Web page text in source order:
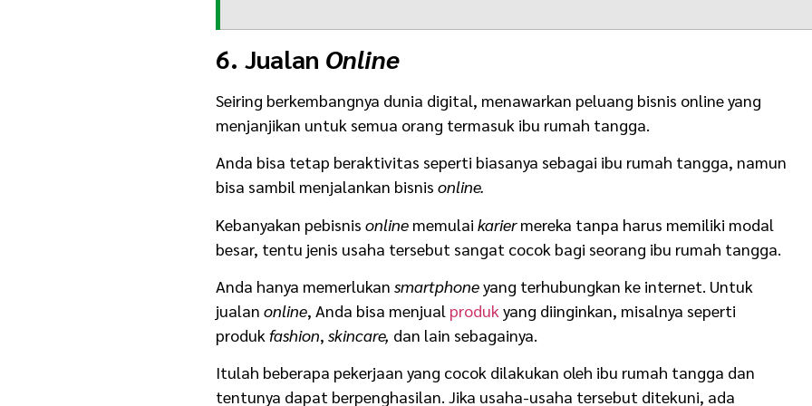
6. Jualan Online
Seiring berkembangnya dunia digital, menawarkan peluang bisnis online yang
menjanjikan untuk semua orang termasuk ibu rumah tangga.
Anda bisa tetap beraktivitas seperti biasanya sebagai ibu rumah tangga, namun
bisa sambil menjalankan bisnis online.
Kebanyakan pebisnis online memulai kariermereka tanpa harus memiliki modal
besar, tentu jenis usaha tersebut sangat cocok bagi seorang ibu rumah tangga.
Anda hanya memerlukan smartphoneyang terhubungkan ke internet. Untuk
jualan online, Anda bisa menjual produk yang diinginkan, misalnya seperti
produk fashion, skincare, dan lain sebagainya.
Itulah beberapa pekerjaan yang cocok dilakukan oleh ibu rumah tangga dan
tentunya dapat berpenghasilan. Jika usaha-usaha tersebut ditekuni, ada